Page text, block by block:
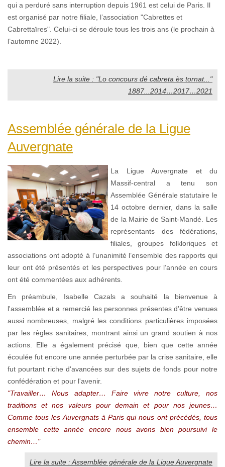
qui a perduré sans interruption depuis 1961 est celui de Paris. Il
est organisé par notre filiale, l’association "Cabrettes et
Cabrettaïres". Celui-ci se déroule tous les trois ans (le prochain à
l’automne 2022).
Lire la suite : "Lo concours dé cabreta ès tornat..."
1887...2014…2017…2021
Assemblée générale de la Ligue
Auvergnate
La Ligue Auvergnate et du
Massif-central a tenu son
Assemblée Générale statutaire le
14 octobre dernier, dans la salle
de la Mairie de Saint-Mandé. Les
représentants des fédérations,
filiales, groupes folkloriques et
associations ont adopté à l’unanimité l’ensemble des rapports qui
leur ont été présentés et les perspectives pour l’année en cours
ont été commentées aux adhérents.
En préambule, Isabelle Cazals a souhaité la bienvenue à
l'assemblée et a remercié les personnes présentes d’être venues
aussi nombreuses, malgré les conditions particulières imposées
par les règles sanitaires, montrant ainsi un grand soutien à nos
actions. Elle a également précisé que, bien que cette année
écoulée fut encore une année perturbée par la crise sanitaire, elle
fut pourtant riche d'avancées sur des sujets de fonds pour notre
confédération et pour l'avenir.
"Travailler… Nous adapter… Faire vivre notre culture, nos
traditions et nos valeurs pour demain et pour nos jeunes…
Comme tous les Auvergnats à Paris qui nous ont précédés, tous
ensemble cette année encore nous avons bien poursuivi le
chemin…"
Lire la suite : Assemblée générale de la Ligue Auvergnate